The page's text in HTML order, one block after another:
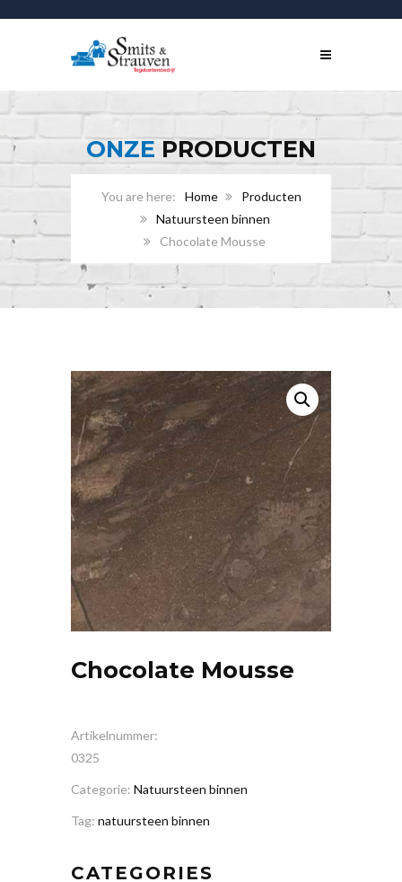
ONZEPRODUCTEN
Home
Producten
Natuursteen binnen
Chocolate Mousse
Chocolate Mousse
Artikelnummer:
0325
Categorie: Natuursteen binnen
Tag: natuursteen binnen
CATEGORIES